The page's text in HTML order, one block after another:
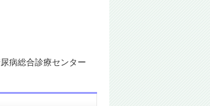
病総合診療センター